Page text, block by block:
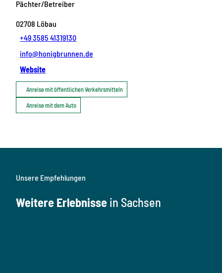
Pächter/Betreiber
02708 Löbau
+49 3585 41319130
info@honigbrunnen.de
Website
Anreise mit öffentlichen Verkehrsmitteln
Anreise mit dem Auto
Unsere Empfehlungen
Weitere Erlebnisse in Sachsen